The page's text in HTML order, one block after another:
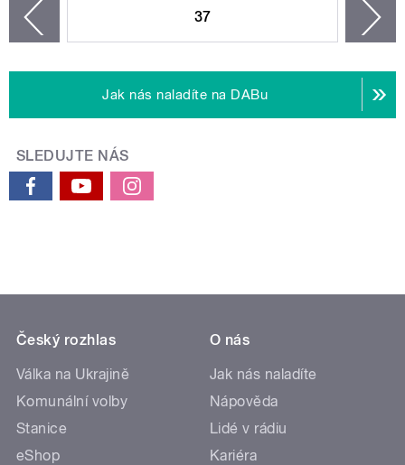
37
Jak nás naladíte na DABu
SLEDUJTE NÁS
Český rozhlas
Válka na Ukrajině
Komunální volby
Stanice
eShop
O nás
Jak nás naladíte
Nápověda
Lidé v rádiu
Kariéra